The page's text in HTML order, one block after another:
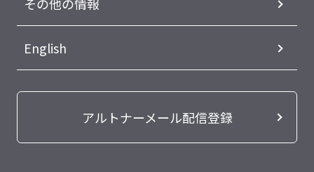
English
アルトナーメール配信登録